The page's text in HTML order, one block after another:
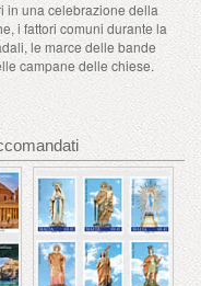
in una celebrazione della
i fattori comuni durante la
le marce delle bande
campane delle chiese.